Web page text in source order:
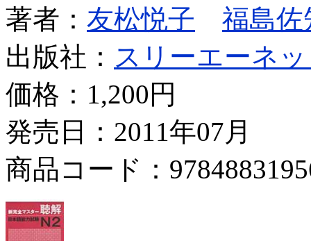
著者： 友松悦子
福島佐
出版社： スリーエーネ
価格： 1,200円
発売日：2011年07月
商品コード：